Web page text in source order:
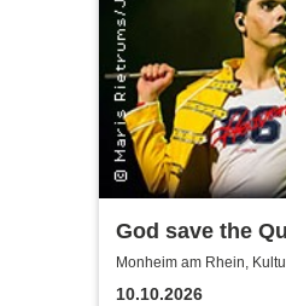
God save the
Revival Band
Monheim am Rhein,
10.10.2026